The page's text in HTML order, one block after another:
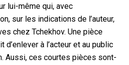
lui-même qui, avec
sur les indications de l’auteur,
chez Tchekhov. Une pièce
à l’acteur et au public
Aussi, ces courtes pièces sont-